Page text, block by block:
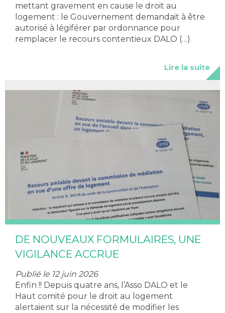
mettant gravement en cause le droit au
logement : le Gouvernement demandait à être
autorisé à légiférer par ordonnance pour
remplacer le recours contentieux DALO (…)
Lire la suite
DE NOUVEAUX FORMULAIRES, UNE
VIGILANCE ACCRUE
Publié le 12 juin 2026
Enfin !! Depuis quatre ans, l’Asso DALO et le
Haut comité pour le droit au logement
alertaient sur la nécessité de modifier les